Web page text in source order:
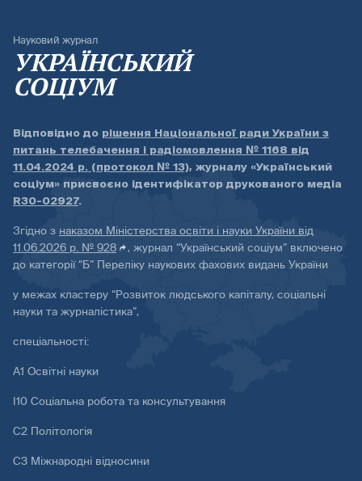
Науковий журнал
УКРАЇНСЬКИЙ
СОЦІУМ
Відповідно до рішення Національної ради України з
питань телебачення і радіомовлення № 1168 від
11.04.2024 р. (протокол № 13), журналу «Український
соціум» присвоєно ідентифікатор друкованого медіа
R30-02927.
Згідно з наказом Міністерства освіти і науки України від
11.06.2026 р. № 928
, журнал “Український соціум” включено
до категорії “Б” Переліку наукових фахових видань України
у межах кластеру “Розвиток людського капіталу, соціальні
науки та журналістика”,
спеціальності:
А1 Освітні науки
І10 Соціальна робота та консультування
С2 Політологія
С3 Міжнародні відносини